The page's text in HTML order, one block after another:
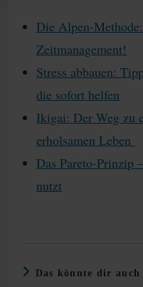
Die Alpen-
Zeitmanagement!
Stress abbauen:
die sofort helfen
Ikigai: Der Weg zu
erholsamen Leben
Das Pareto-Prinzip
nutzt
Das könnte dir auch